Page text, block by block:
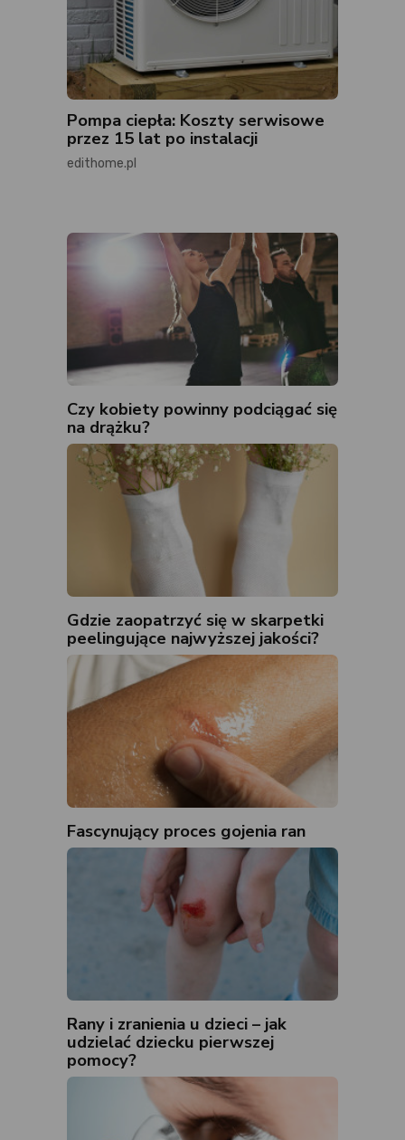
Pompa ciepła: Koszty serwisowe
przez 15 lat po instalacji
edithome.pl
Czy kobiety powinny podciągać się
na drążku?
Gdzie zaopatrzyć się w skarpetki
peelingujące najwyższej jakości?
Fascynujący proces gojenia ran
Rany i zranienia u dzieci – jak
udzielać dziecku pierwszej
pomocy?